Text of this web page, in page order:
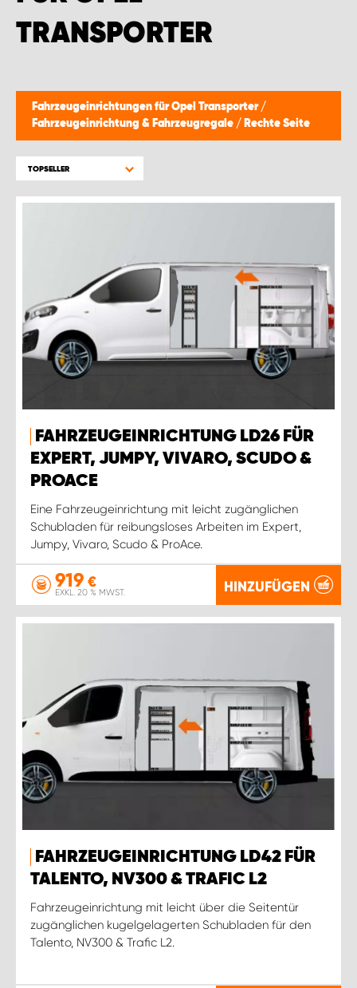
TRANSPORTER
Fahrzeugeinrichtungen für Opel Transporter /
Fahrzeugeinrichtung & Fahrzeugregale / Rechte Seite
TOPSELLER
FAHRZEUGEINRICHTUNG LD26 FÜR
EXPERT, JUMPY, VIVARO, SCUDO &
PROACE
Eine Fahrzeugeinrichtung mit leicht zugänglichen
Schubladen für reibungsloses Arbeiten im Expert,
Jumpy, Vivaro, Scudo & ProAce.
919 €
EXKL. 20 % MWST. HINZUFÜGEN
FAHRZEUGEINRICHTUNG LD42 FÜR
TALENTO, NV300 & TRAFIC L2
Fahrzeugeinrichtung mit leicht über die Seitentür
zugänglichen kugelgelagerten Schubladen für den
Talento, NV300 & Trafic L2.
MONTAGEPARTNER WIEN 1230